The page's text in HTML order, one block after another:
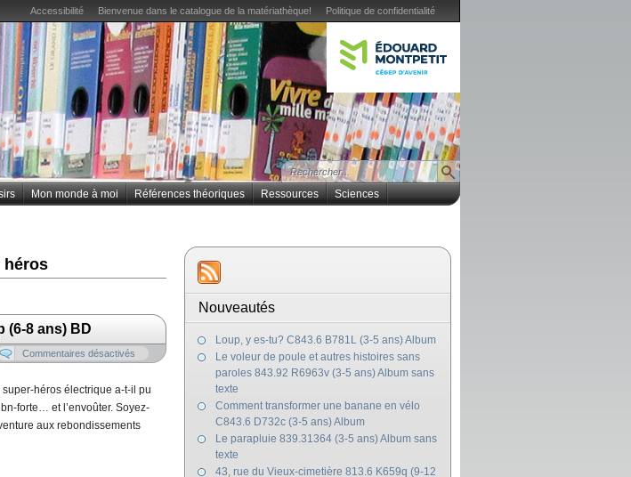
Accessibilité Bienvenue dans le catalogue de la matériathèque! Politique de confidentialité
Mon monde à moi Références théoriques Ressources
Sciences
héros
(6-8 ans) BD
Commentaires désactivés
héros électrique a-t-il pu
forte… et l’envoûter. Soyez-
aux rebondissements
Nouveautés
Loup, y es-tu? C843.6 B781L (3-5 ans) Album
Le voleur de poule et autres histoires sans
paroles 843.92 R6963v (3-5 ans) Album sans
texte
Comment transformer une banane en vélo
C843.6 D732c (3-5 ans) Album
Le parapluie 839.31364 (3-5 ans) Album sans
texte
43, rue du Vieux-cimetière 813.6 K659q (9-12